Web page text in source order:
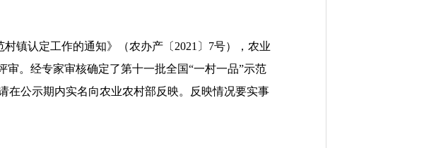
镇认定工作的通知》（农办产〔 2021 〕 7号），农业
。经专家审核确定了第十一批全国“一村一品”示范
在公示期内实名向农业农村部反映。反映情况要实事